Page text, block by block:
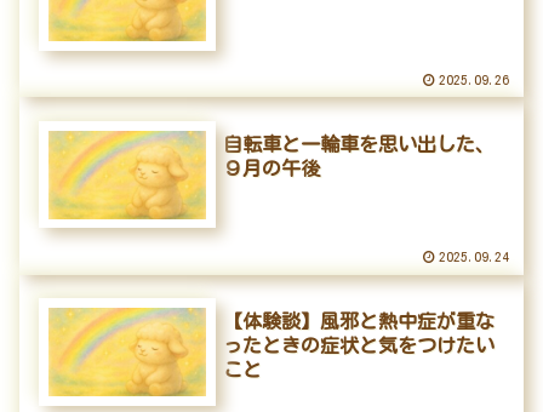
2025.09.26
自転車と一輪車を思い出した、
９月の午後
2025.09.24
【体験談】風邪と熱中症が重な
ったときの症状と気をつけたい
こと